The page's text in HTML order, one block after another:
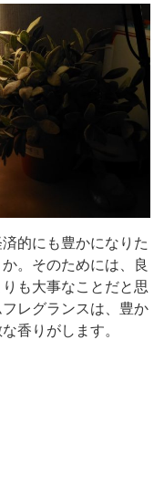
的にも豊かになりた
。そのためには、良
も大事なことだと思
レグランスは、豊か
香りがします。